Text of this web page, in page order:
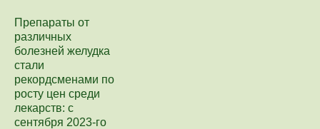
Препараты от
различных
болезней желудка
стали
рекордсменами по
росту цен среди
лекарств: с
сентября 2023-го